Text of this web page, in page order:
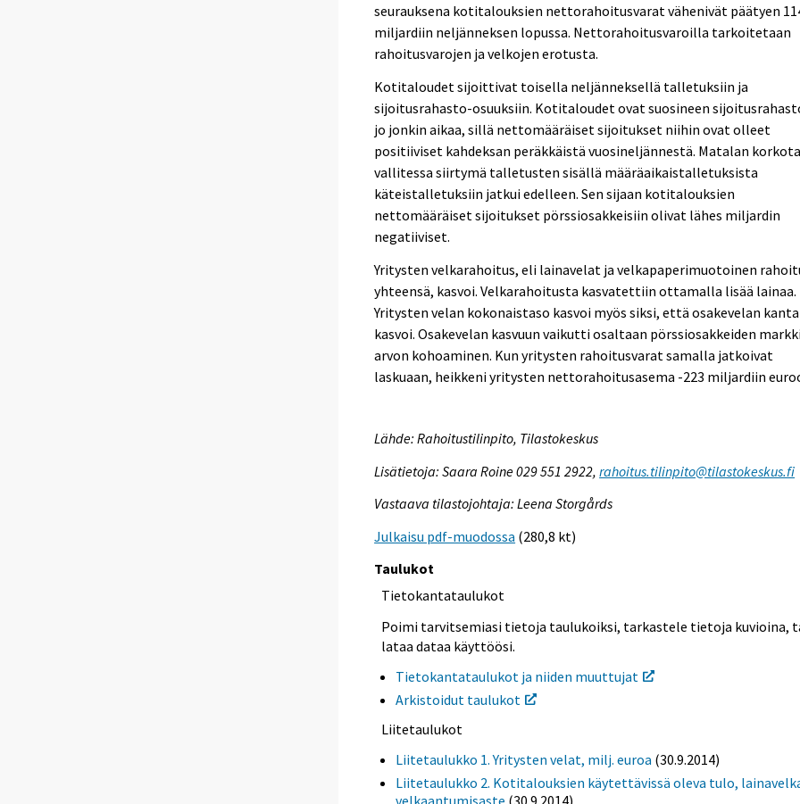
seurauksena kotitalouksien nettorahoitusvarat vähenivät päätyen
miljardiin neljänneksen lopussa. Nettorahoitusvaroilla tarkoitetaan
rahoitusvarojen ja velkojen erotusta.
Kotitaloudet sijoittivat toisella neljänneksellä talletuksiin ja
sijoitusrahasto-osuuksiin. Kotitaloudet ovat suosineen
jo jonkin aikaa, sillä nettomääräiset sijoitukset niihin ovat olleet
positiiviset kahdeksan peräkkäistä vuosineljännestä. Matalan
vallitessa siirtymä talletusten sisällä määräaikaistalletuksista
käteistalletuksiin jatkui edelleen. Sen sijaan kotitalouksien
nettomääräiset sijoitukset pörssiosakkeisiin olivat lähes miljardin
negatiiviset.
Yritysten velkarahoitus, eli lainavelat ja velkapaperimuotoinen
yhteensä, kasvoi. Velkarahoitusta kasvatettiin ottamalla lisää lainaa.
Yritysten velan kokonaistaso kasvoi myös siksi, että osakevelan kanta
kasvoi. Osakevelan kasvuun vaikutti osaltaan pörssiosakkeiden
arvon kohoaminen. Kun yritysten rahoitusvarat samalla jatkoivat
laskuaan, heikkeni yritysten nettorahoitusasema -223 miljardiin
Lähde: Rahoitustilinpito, Tilastokeskus
Lisätietoja: Saara Roine 029 551 2922,rahoitus.tilinpito@tilastokeskus.fi
Vastaava tilastojohtaja: Leena Storgårds
Julkaisu pdf-muodossa (280,8 kt)
Taulukot
Tietokantataulukot
Poimi tarvitsemiasi tietoja taulukoiksi, tarkastele tietoja kuvioina,
lataa dataa käyttöösi.
Tietokantataulukot ja niiden muuttujat
Arkistoidut taulukot
Liitetaulukot
Liitetaulukko 1. Yritysten velat, milj. euroa (30.9.2014)
Liitetaulukko 2. Kotitalouksien käytettävissä oleva tulo,